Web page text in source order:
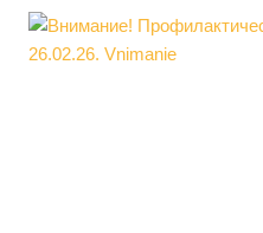
«МОБИЛЬНЫЙ
КПТС».